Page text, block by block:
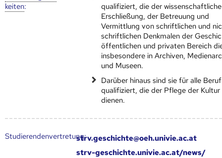
keiten:
qualifiziert, die der
Erschließung, der Betreuung und
Vermittlung von schriftlichen und
schriftlichen Denkmalen der
öffentlichen und privaten Bereich
insbesondere in Archiven,
und Museen.
Darüber hinaus sind sie für alle
qualifiziert, die der Pflege der Kultur
dienen.
Studierendenvertretung:strv.geschichte@oeh.univie.ac.at
strv-geschichte.univie.ac.at/news/